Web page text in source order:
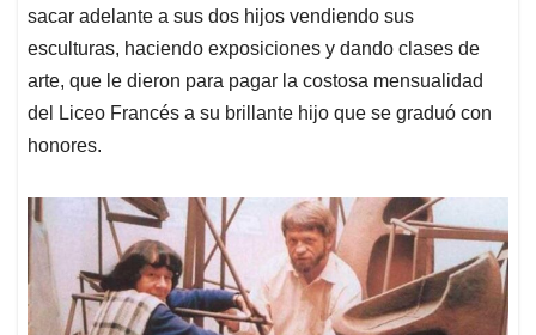
sacar adelante a sus dos hijos vendiendo sus
esculturas, haciendo exposiciones y dando clases de
arte, que le dieron para pagar la costosa mensualidad
del Liceo Francés a su brillante hijo que se graduó con
honores.